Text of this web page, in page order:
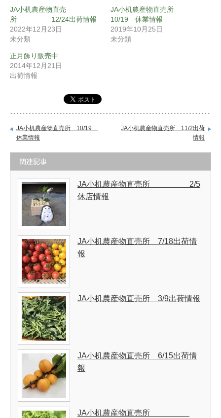
JA小机農産物直売
所 12/24出荷情報
2022年12月23日
未分類
JA小机農産物直売所
10/19 休業情報
2019年10月25日
未分類
正月飾り販売中
2014年12月21日
出荷情報
JA小机農産物直売所 10/19
休業情報
JA小机農産物直売所 11/2出荷
情報
関連記事
JA小机農産物直売所 2/5
休店情報
JA小机農産物直売所 7/18出荷情
報
JA小机農産物直売所 3/9出荷情報
JA小机農産物直売所 6/15出荷情
報
JA小机農産物直売所